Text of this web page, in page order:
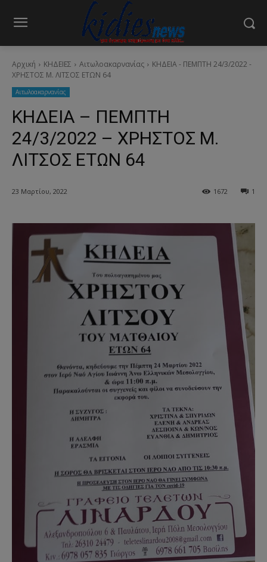
Αρχική ΚΗΔΕΙΕΣ Aιτωλοακαρνανίας
ΚΗΔΕΙΑ - ΠΕΜΠΤΗ 24/3/2022 -
ΧΡΗΣΤΟΣ Μ. ΛΙΤΣΟΣ ΕΤΩΝ 64
Aιτωλοακαρνανίας
ΚΗΔΕΙΑ – ΠΕΜΠΤΗ
24/3/2022 – ΧΡΗΣΤΟΣ Μ.
ΛΙΤΣΟΣ ΕΤΩΝ 64
23 Μαρτίου, 2022 1
1672